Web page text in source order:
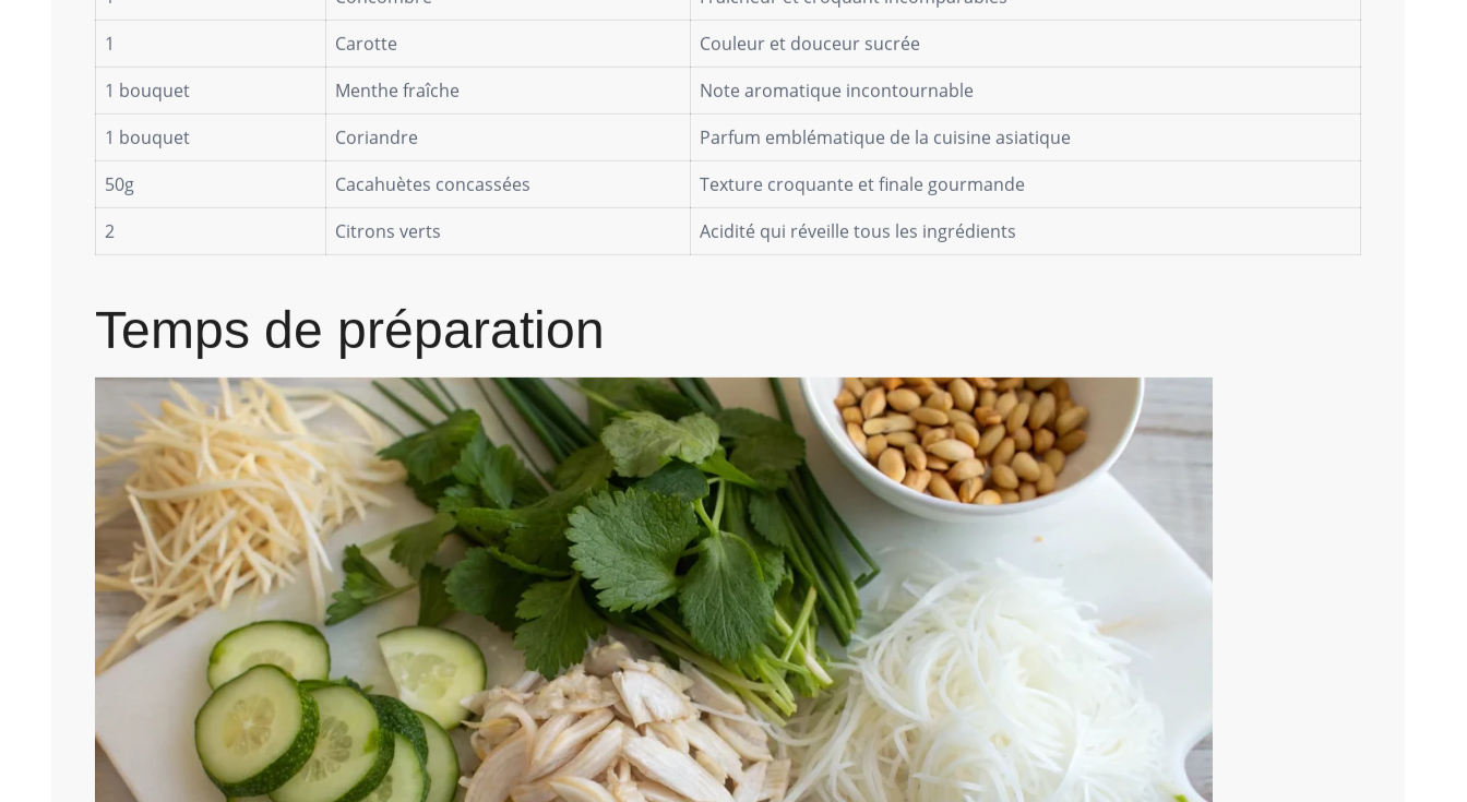
1
Carotte
Couleur et douceur sucrée
1 bouquet
Menthe fraîche
Note aromatique incontournable
1 bouquet
Coriandre
Parfum emblématique de la cuisine asiatique
50g
Cacahuètes concassées
Texture croquante et finale gourmande
2
Citrons verts Acidité qui réveille tous les ingrédients
Temps de préparation